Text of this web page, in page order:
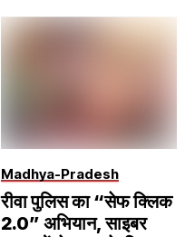
Madhya-Pradesh
रीवा पुलिस का “सेफ क्लिक
2.0” अभियान, साइबर